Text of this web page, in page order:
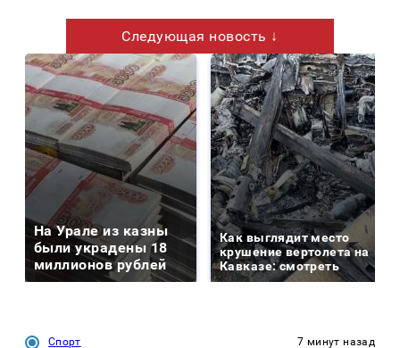
Следующая новость ↓
На Урале из казны
были украдены 18
миллионов рублей
Как выглядит место
крушение вертолета на
Кавказе: смотреть
Спорт 7 минут назад